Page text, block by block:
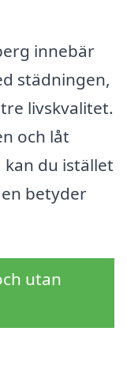
innebär
städningen,
livskvalitet.
och låt
du istället
betyder
utan